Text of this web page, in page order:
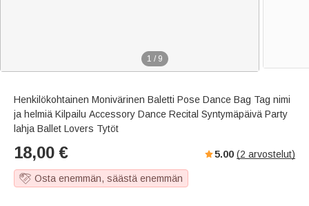
1 / 9
Henkilökohtainen Monivärinen Baletti Pose Dance Bag Tag nimi
ja helmiä Kilpailu Accessory Dance Recital Syntymäpäivä Party
lahja Ballet Lovers Tytöt
18,00 € 5.00 (2 arvostelut)
Osta enemmän, säästä enemmän